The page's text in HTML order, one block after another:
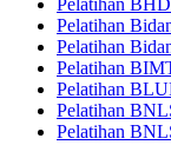
Pelatihan
Pelatihan
Pelatihan
Pelatihan
Pelatihan
Pelatihan